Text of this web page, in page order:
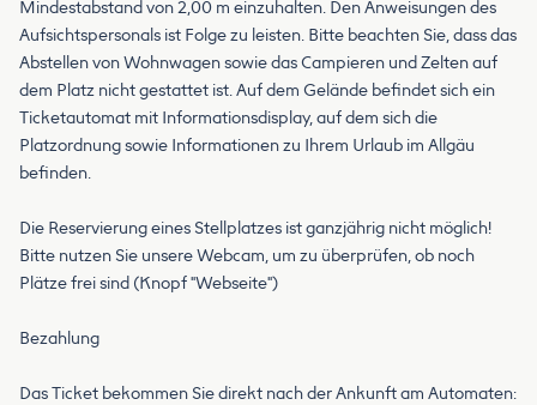
Mindestabstand von 2,00 m einzuhalten. Den Anweisungen des
Aufsichtspersonals ist Folge zu leisten. Bitte beachten Sie, dass das
Abstellen von Wohnwagen sowie das Campieren und Zelten auf
dem Platz nicht gestattet ist. Auf dem Gelände befindet sich ein
Ticketautomat mit Informationsdisplay, auf dem sich die
Platzordnung sowie Informationen zu Ihrem Urlaub im Allgäu
befinden.
Die Reservierung eines Stellplatzes ist ganzjährig nicht möglich!
Bitte nutzen Sie unsere Webcam, um zu überprüfen, ob noch
Plätze frei sind (Knopf "Webseite")
Bezahlung
Das Ticket bekommen Sie direkt nach der Ankunft am Automaten: